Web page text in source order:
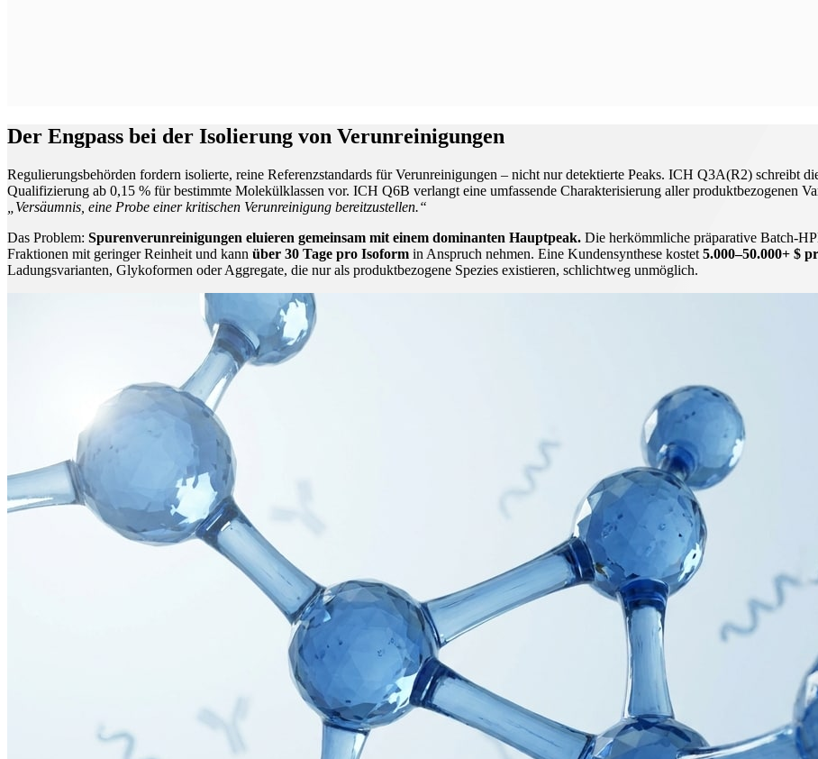
Der Engpass bei der Isolierung von Verunreinigungen
Regulierungsbehörden fordern isolierte, reine Referenzstandards für Verunreinigungen – nicht nur detektierte Peaks. ICH Q3A(R2) schreibt
Qualifizierung ab 0,15 % für bestimmte Molekülklassen vor. ICH Q6B verlangt eine umfassende Charakterisierung aller produktbezogenen
„Versäumnis, eine Probe einer kritischen Verunreinigung bereitzustellen.“
Das Problem: Spurenverunreinigungen eluieren gemeinsam mit einem dominanten Hauptpeak. Die herkömmliche präparative Batch-
Fraktionen mit geringer Reinheit und kann über 30 Tage pro Isoform in Anspruch nehmen. Eine Kundensynthese kostet 5.000–50.000+ $
Ladungsvarianten, Glykoformen oder Aggregate, die nur als produktbezogene Spezies existieren, schlichtweg unmöglich.